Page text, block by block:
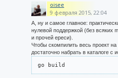
oisee
9 февраля 2015, 22:04
А, ну и самое главное:
нулевой поддержкой (без всяких
и прочей ереси).
Чтобы скомпилить весь проект
достаточно набрать в каталоге с
go build